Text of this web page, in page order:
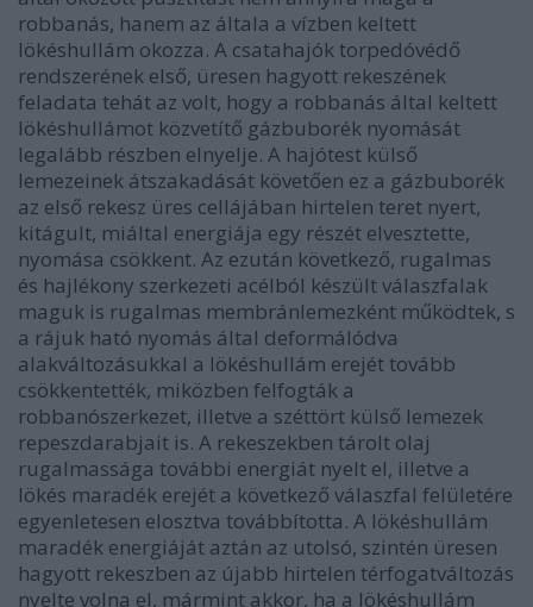
robbanás, hanem az általa a vízben keltett
lökéshullám okozza. A csatahajók torpedóvédő
rendszerének első, üresen hagyott rekeszének
feladata tehát az volt, hogy a robbanás által keltett
lökéshullámot közvetítő gázbuborék nyomását
legalább részben elnyelje. A hajótest külső
lemezeinek átszakadását követően ez a gázbuborék
az első rekesz üres cellájában hirtelen teret nyert,
kitágult, miáltal energiája egy részét elvesztette,
nyomása csökkent. Az ezután következő, rugalmas
és hajlékony szerkezeti acélból készült válaszfalak
maguk is rugalmas membránlemezként működtek, s
a rájuk ható nyomás által deformálódva
alakváltozásukkal a lökéshullám erejét tovább
csökkentették, miközben felfogták a
robbanószerkezet, illetve a széttört külső lemezek
repeszdarabjait is. A rekeszekben tárolt olaj
rugalmassága további energiát nyelt el, illetve a
lökés maradék erejét a következő válaszfal felületére
egyenletesen elosztva továbbította. A lökéshullám
maradék energiáját aztán az utolsó, szintén üresen
hagyott rekeszben az újabb hirtelen térfogatváltozás
nyelte volna el, mármint akkor, ha a lökéshullám